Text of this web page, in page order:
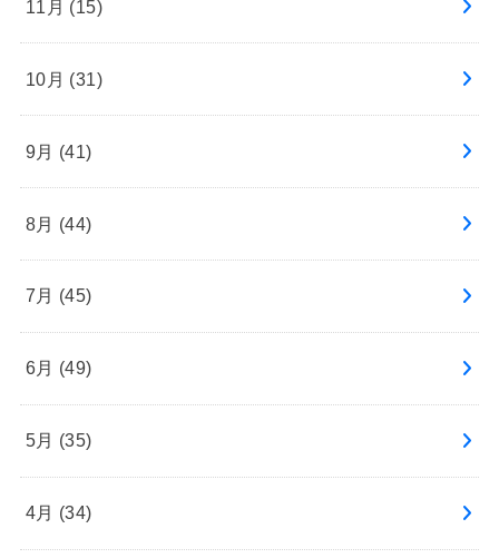
11月 (15)
10月 (31)
9月 (41)
8月 (44)
7月 (45)
6月 (49)
5月 (35)
4月 (34)